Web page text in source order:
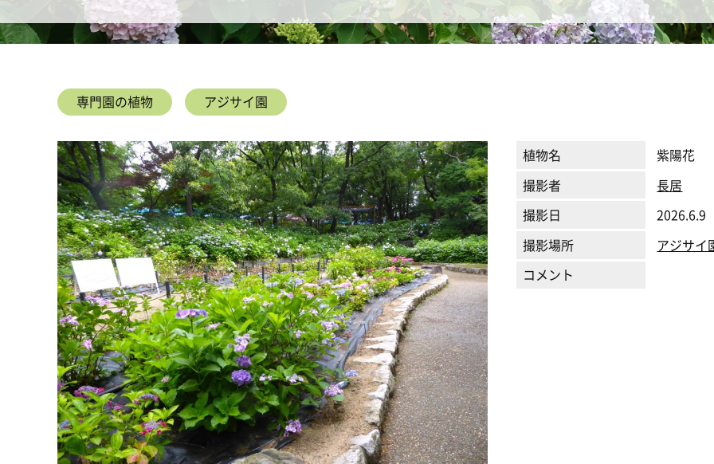
専門園の植物 アジサイ園
植物名
紫陽花
撮影者
長居
撮影日
2026.6.9
撮影場所
アジサイ
コメント